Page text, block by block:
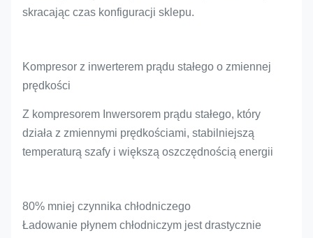
skracając czas konfiguracji sklepu.
Kompresor z inwerterem prądu stałego o zmiennej
prędkości
Z kompresorem Inwersorem prądu stałego, który
działa z zmiennymi prędkościami, stabilniejszą
temperaturą szafy i większą oszczędnością energii
80% mniej czynnika chłodniczego
Ładowanie płynem chłodniczym jest drastycznie